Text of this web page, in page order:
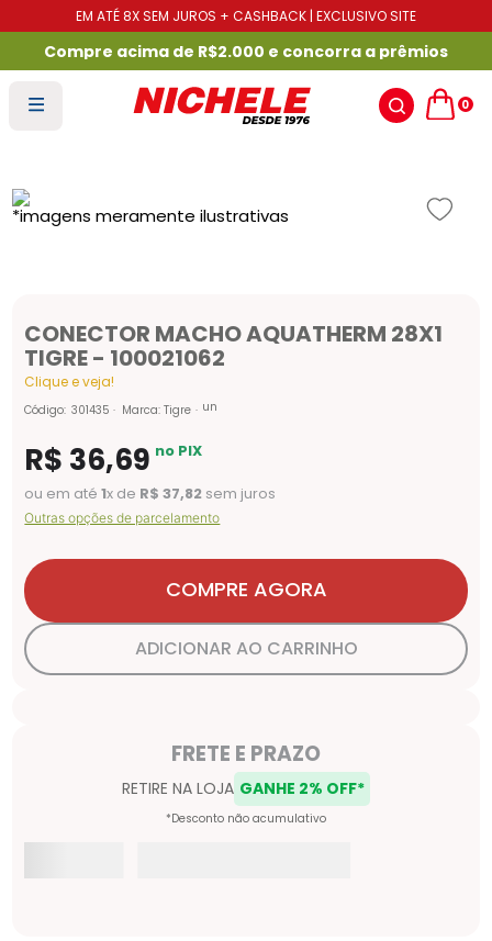
EM ATÉ 8X SEM JUROS + CASHBACK | EXCLUSIVO SITE
Compre acima de R$2.000 e concorra a prêmios
0
CONECTOR MACHO AQUATHERM 28X1
TIGRE - 100021062
Clique e veja!
Código: 301435 Marca:Tigre un
R$ 36,69 no PIX
ou em até1x de R$ 37,82 sem juros
Outras opções de parcelamento
COMPRE AGORA
ADICIONAR AO CARRINHO